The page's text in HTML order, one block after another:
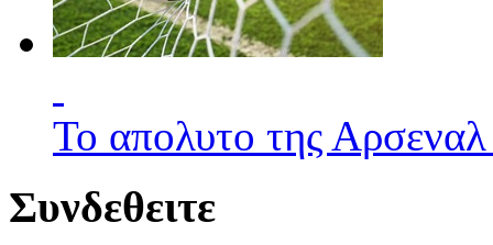
Το απολυτο της
Συνδεθειτε